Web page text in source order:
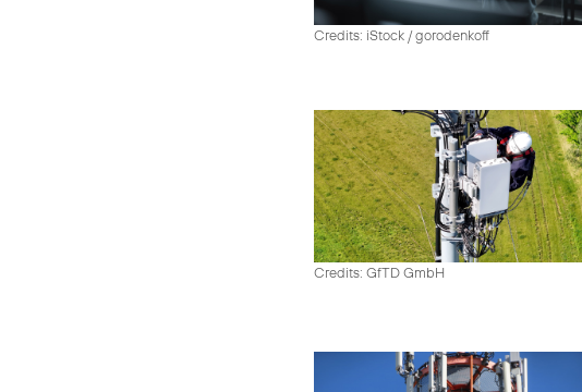
Credits: iStock / gorodenkoff
Credits: GfTD GmbH